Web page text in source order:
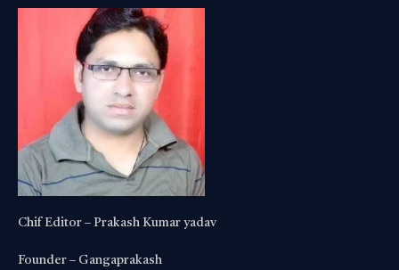
Chif Editor – Prakash Kumar yadav
Founder – Gangaprakash